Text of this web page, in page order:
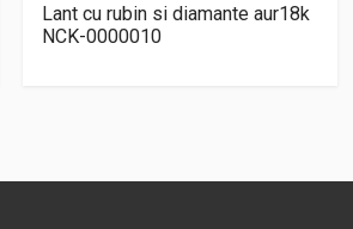
Lant cu rubin si diamante aur18k
NCK-0000010